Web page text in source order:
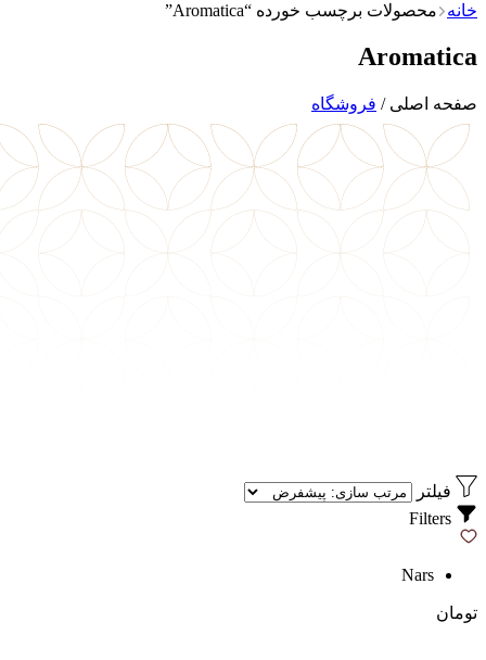
خانه
محصولات برچسب خورده “Aromatica”
Aromatica
صفحه اصلی / فروشگاه
فیلتر
Nars
تومان